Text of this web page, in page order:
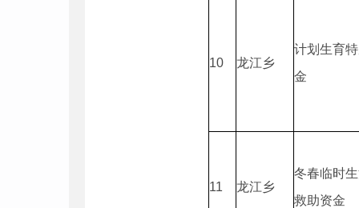
10 龙江乡
计划生育
金
11 龙江乡
冬春临时
救助资金